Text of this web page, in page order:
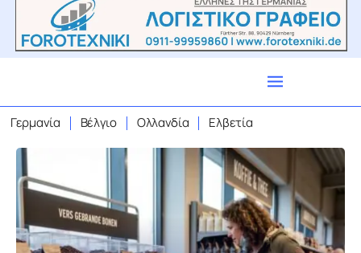
Γερμανία Βέλγιο Ολλανδία Ελβετία